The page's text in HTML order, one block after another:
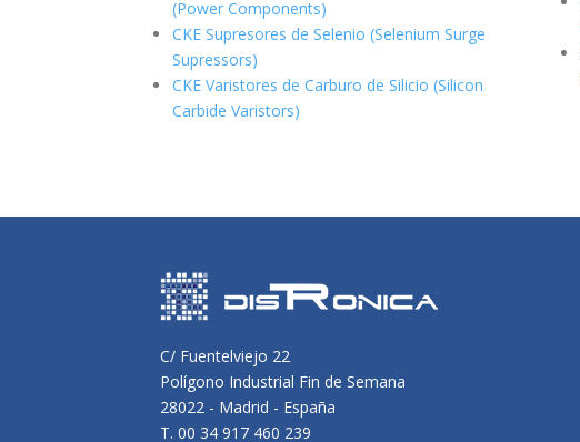
(Power Components)
CKE Supresores de Selenio (Selenium Surge
Supressors)
CKE Varistores de Carburo de Silicio (Silicon
Carbide Varistors)
C/ Fuentelviejo 22
Polígono Industrial Fin de Semana
28022 - Madrid - España
T. 00 34 917 460 239